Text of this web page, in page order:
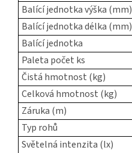
Balící jednotka výška (mm)
Balící jednotka délka (mm)
Balící jednotka
Paleta počet ks
Čistá hmotnost (kg)
Celková hmotnost (kg)
Záruka (m)
Typ rohů
Světelná intenzita (lx)